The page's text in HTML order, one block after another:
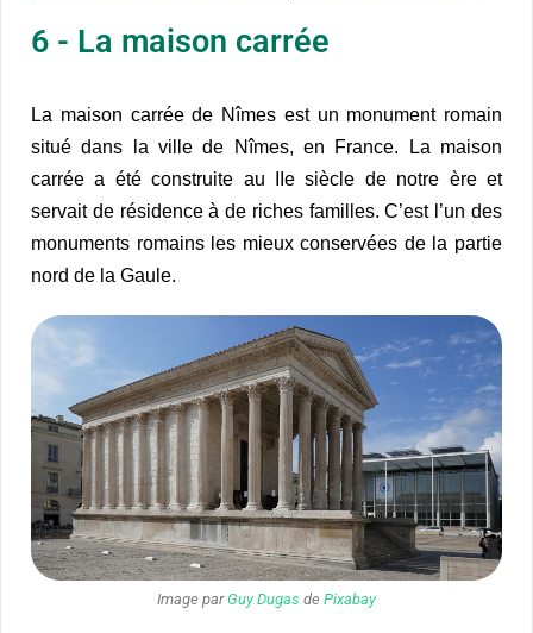
6 - La maison carrée
La maison carrée de Nîmes est un monument romain
situé dans la ville de Nîmes, en France. La maison
carrée a été construite au IIe siècle de notre ère et
servait de résidence à de riches familles. C’est l’un des
monuments romains les mieux conservées de la partie
nord de la Gaule.
Image parGuy Dugas de Pixabay